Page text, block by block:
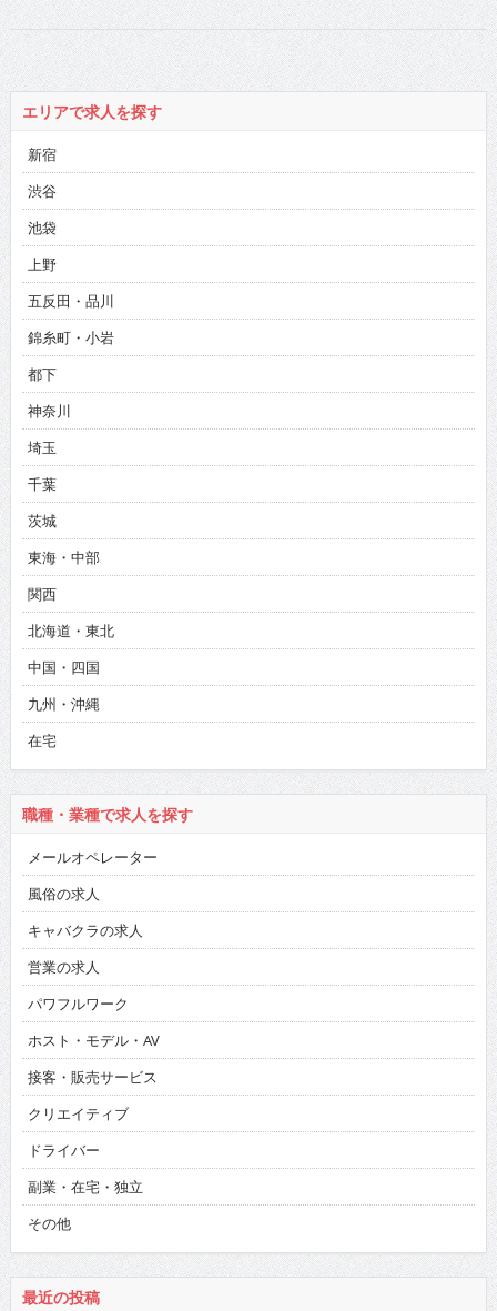
エリアで求人を探す
新宿
渋谷
池袋
上野
五反田・品川
錦糸町・小岩
都下
神奈川
埼玉
千葉
茨城
東海・中部
関西
北海道・東北
中国・四国
九州・沖縄
在宅
職種・業種で求人を探す
メールオペレーター
風俗の求人
キャバクラの求人
営業の求人
パワフルワーク
ホスト・モデル・AV
接客・販売サービス
クリエイティブ
ドライバー
副業・在宅・独立
その他
最近の投稿